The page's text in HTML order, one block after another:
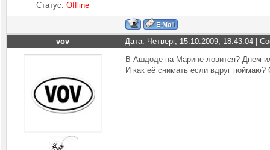
Статус:Offline
vov Дата: Четверг, 15.10.2009, 18:43:04 |
В Ашдоде на Марине ловится? Днем
И как её снимать если вдруг